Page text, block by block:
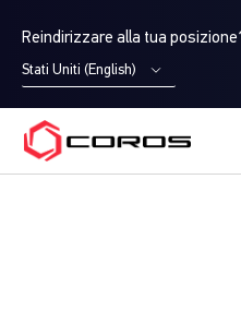
Reindirizzare alla tua
Stati Uniti (English)
COROS IT